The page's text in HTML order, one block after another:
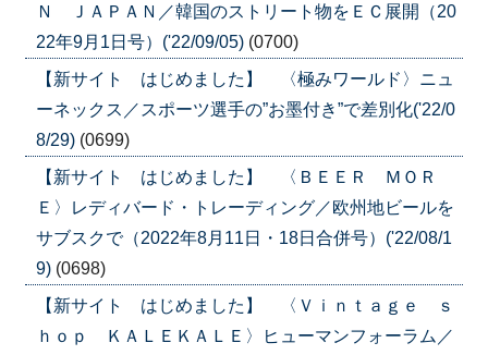
Ｎ ＪＡＰＡＮ／韓国のストリート物をＥＣ展開（20
22年9月1日号）('22/09/05) (0700)
【新サイト はじめました】 〈極みワールド〉ニュ
ーネックス／スポーツ選手の”お墨付き”で差別化('22/0
8/29) (0699)
【新サイト はじめました】 〈ＢＥＥＲ ＭＯＲ
Ｅ〉レディバード・トレーディング／欧州地ビールを
サブスクで（2022年8月11日・18日合併号）('22/08/1
9) (0698)
【新サイト はじめました】 〈Ｖｉｎｔａｇｅ ｓ
ｈｏｐ ＫＡＬＥＫＡＬＥ〉ヒューマンフォーラム／